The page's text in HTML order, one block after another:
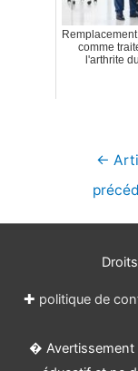
comme
l'arthrite
←
✚ politique de
� Avertissement